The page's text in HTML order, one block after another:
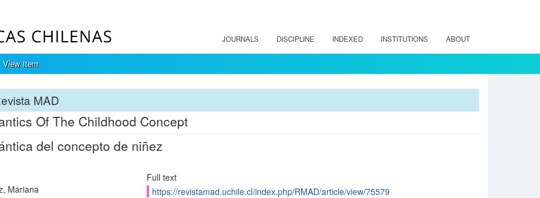
JOURNALS DISCIPLINE INDEXED INSTITUTIONS ABOUT
View Item
MAD
Of The Childhood Concept
del concepto de niñez
Mariana
Full text
https://revistamad.uchile.cl/index.php/RMAD/article/view/75579